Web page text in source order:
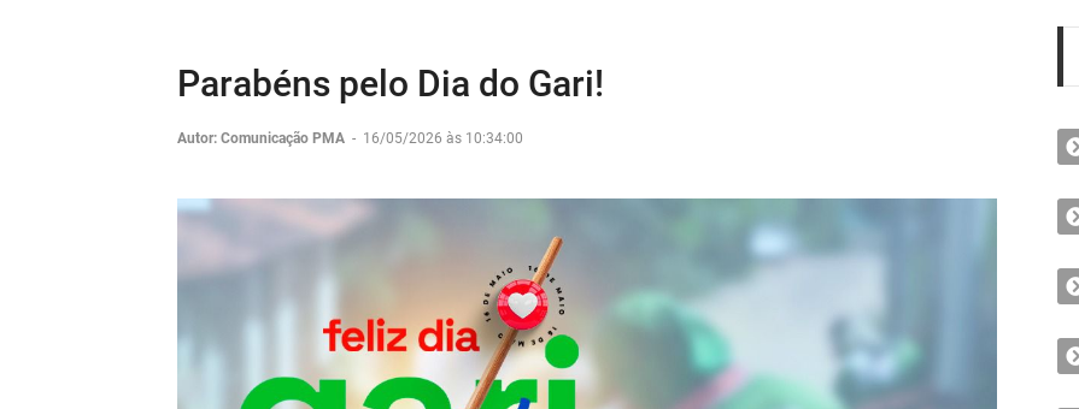
Parabéns pelo Dia do Gari!
Autor: Comunicação PMA - 16/05/2026 às 10:34:00